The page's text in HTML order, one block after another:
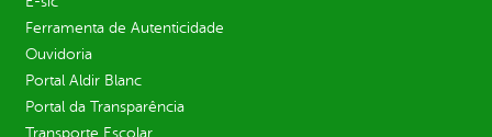
Ferramenta de Autenticidade
Ouvidoria
Portal Aldir Blanc
Portal da Transparência
Transporte Escolar